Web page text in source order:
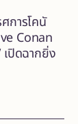
การโคนั
Conan
ปิดฉากยิ่ง